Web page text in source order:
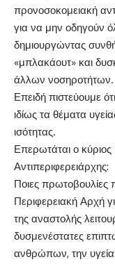
προνοσοκομειακή
για να μην οδηγούν
δημιουργώντας
«μπλακάουτ» και
άλλων νοσηροτήτων.
Επειδή πιστεύουμε
ιδίως τα θέματα
ισότητας.
Επερωτάται ο κύριος
Αντιπεριφερειάρχης:
Ποιες πρωτοβουλίες
Περιφερειακή Αρχή
της αναστολής
δυσμενέστατες
ανθρώπων, την υγεία